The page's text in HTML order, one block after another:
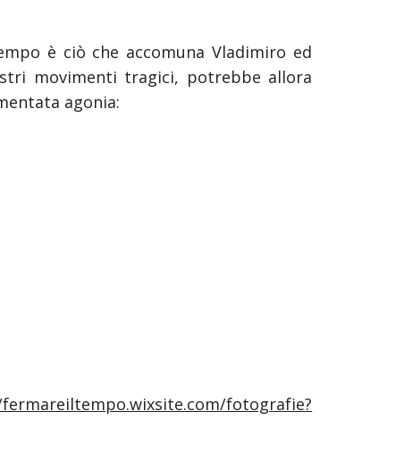
è ciò che accomuna Vladimiro ed
movimenti tragici, potrebbe allora
agonia:
fotografie?